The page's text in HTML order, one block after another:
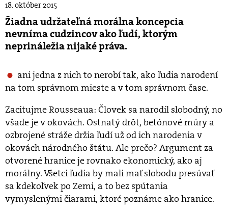
18. október 2015
Žiadna udržateľná morálna koncepcia
nevníma cudzincov ako ľudí, ktorým
neprináležia nijaké práva.
ani jedna z nich to nerobí tak, ako ľudia narodení
na tom správnom mieste a v tom správnom čase.
Zacitujme Rousseaua: Človek sa narodil slobodný, no
všade je v okovách. Ostnatý drôt, betónové múry a
ozbrojené stráže držia ľudí už od ich narodenia v
okovách národného štátu. Ale prečo? Argument za
otvorené hranice je rovnako ekonomický, ako aj
morálny. Všetci ľudia by mali mať slobodu presúvať
sa kdekoľvek po Zemi, a to bez spútania
vymyslenými čiarami, ktoré poznáme ako hranice.